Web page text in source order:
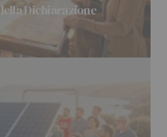
Dichiarazione